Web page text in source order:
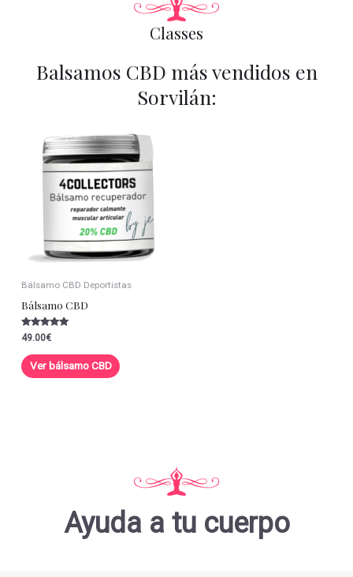
Classes
Balsamos CBD más vendidos en
Sorvilán:
Bálsamo CBD Deportistas
Bálsamo CBD
Valorado con
5.00
de 5
49.00€
Ver bálsamo CBD
Ayuda a tu cuerpo